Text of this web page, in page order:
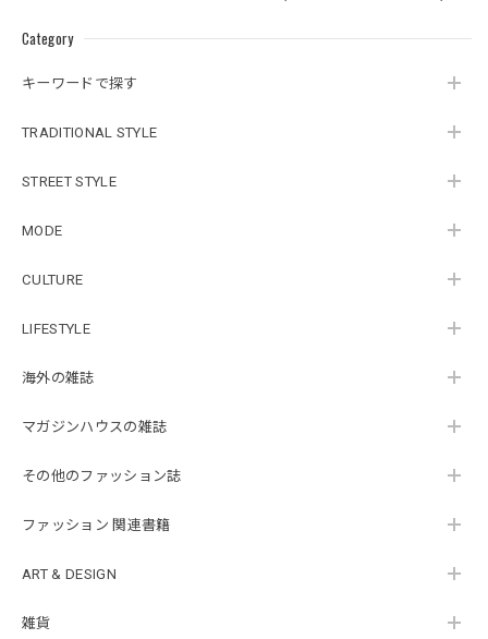
Category
キーワードで探す
TRADITIONAL STYLE
STREET STYLE
MODE
CULTURE
LIFESTYLE
海外の雑誌
マガジンハウスの雑誌
その他のファッション誌
ファッション 関連書籍
ART & DESIGN
雑貨